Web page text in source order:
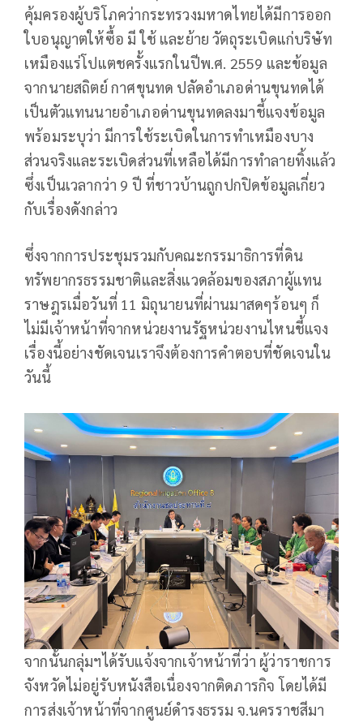
คุ้มครองผู้บริโภคว่ากระทรวงมหาดไทยได้มีการออก
ใบอนุญาตให้ซื้อ มี ใช้ และย้าย วัตถุระเบิดแก่บริษัท
เหมืองแร่โปแตชครั้งแรกในปีพ.ศ. 2559 และข้อมูล
จากนายสถิตย์ กาศขุนทด ปลัดอำเภอด่านขุนทดได้
เป็นตัวแทนนายอำเภอด่านขุนทดลงมาชี้แจงข้อมูล
พร้อมระบุว่า มีการใช้ระเบิดในการทำเหมืองบาง
ส่วนจริงและระเบิดส่วนที่เหลือได้มีการทำลายทิ้งแล้ว
ซึ่งเป็นเวลากว่า 9 ปี ที่ชาวบ้านถูกปกปิดข้อมูลเกี่ยว
กับเรื่องดังกล่าว
ซึ่งจากการประชุมรวมกับคณะกรรมาธิการที่ดิน
ทรัพยากรธรรมชาติและสิ่งแวดล้อมของสภาผู้แทน
ราษฎรเมื่อวันที่ 11 มิถุนายนที่ผ่านมาสดๆร้อนๆ ก็
ไม่มีเจ้าหน้าที่จากหน่วยงานรัฐหน่วยงานไหนชี้แจง
เรื่องนี้อย่างชัดเจนเราจึงต้องการคำตอบที่ชัดเจนใน
วันนี้
จากนั้นกลุ่มฯได้รับแจ้งจากเจ้าหน้าที่ว่า ผู้ว่าราชการ
จังหวัดไม่อยู่รับหนังสือเนื่องจากติดภารกิจ โดยได้มี
การส่งเจ้าหน้าที่จากศูนย์ดำรงธรรม จ.นครราชสีมา